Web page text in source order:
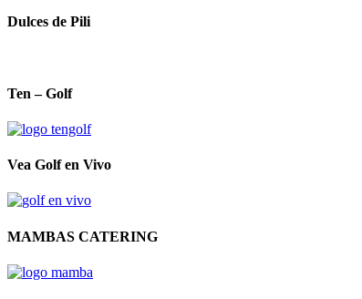
Dulces de Pili
Ten – Golf
Vea Golf en Vivo
MAMBAS CATERING